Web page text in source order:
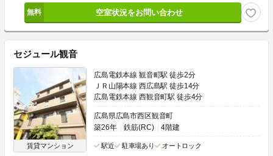
空室状況をお問い合わせ
セジュール観音
賃貸マンション
広島電鉄本線 観音町駅 徒歩2分
ＪＲ山陽本線 西広島駅 徒歩14分
広島電鉄本線 西観音町駅 徒歩4分
広島県広島市西区観音町
築26年
鉄筋(RC) 4階建
駅近 駐車場あり オートロック